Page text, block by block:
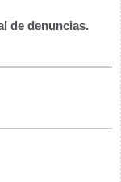
de denuncias.